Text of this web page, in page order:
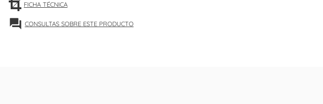
FICHA TÉCNICA
forum CONSULTAS SOBRE ESTE PRODUCTO